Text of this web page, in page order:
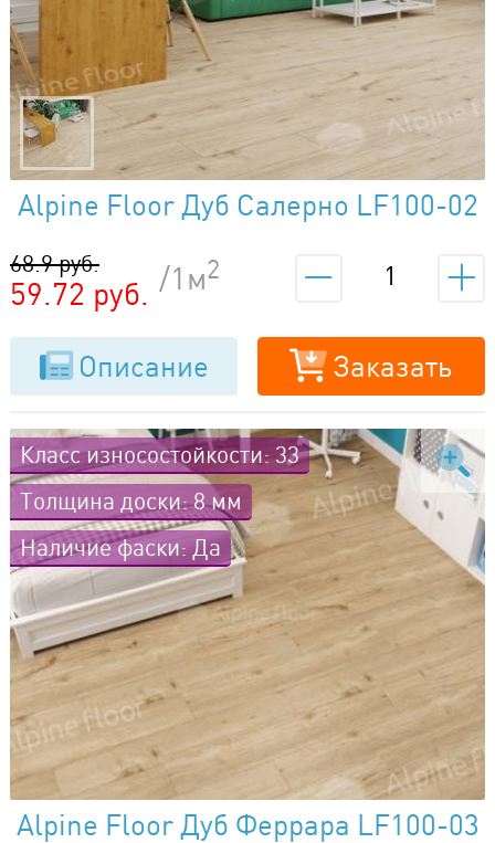
Alpine Floor Дуб Салерно LF100-02
59.72 руб.
68.9 руб. /1м2
Описание Заказать
Класс износостойкости: 33
Толщина доски: 8 мм
Наличие фаски: Да
Alpine Floor Дуб Феррара LF100-03